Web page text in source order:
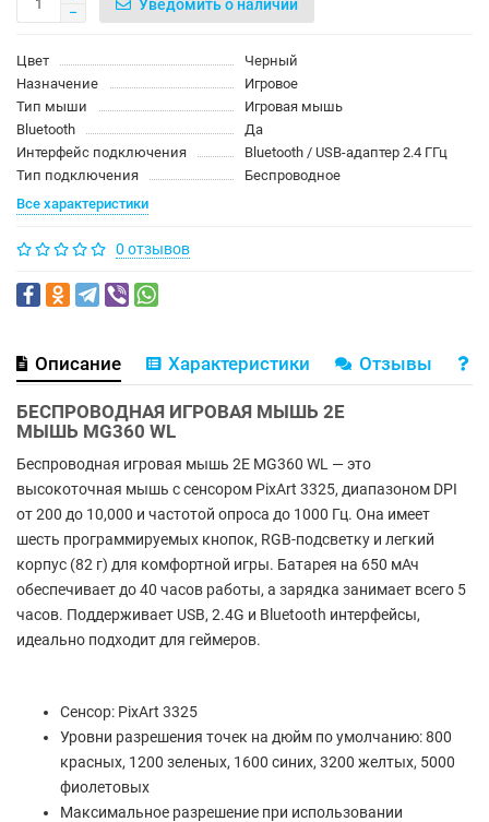
Уведомить о наличии
Цвет
Черный
Назначение
Игровое
Тип мыши
Игровая мышь
Bluetooth
Да
Интерфейс подключения
Bluetooth / USB-адаптер 2.4 ГГц
Тип подключения
Беспроводное
Все характеристики
0 отзывов
Описание Характеристики Отзывы
БЕСПРОВОДНАЯ ИГРОВАЯ МЫШЬ 2E
МЫШЬ MG360 WL
Беспроводная игровая мышь 2E MG360 WL — это
высокоточная мышь с сенсором PixArt 3325, диапазоном DPI
от 200 до 10,000 и частотой опроса до 1000 Гц. Она имеет
шесть программируемых кнопок, RGB-подсветку и легкий
корпус (82 г) для комфортной игры. Батарея на 650 мАч
обеспечивает до 40 часов работы, а зарядка занимает всего 5
часов. Поддерживает USB, 2.4G и Bluetooth интерфейсы,
идеально подходит для геймеров.
Сенсор: PixArt 3325
Уровни разрешения точек на дюйм по умолчанию: 800
красных, 1200 зеленых, 1600 синих, 3200 желтых, 5000
фиолетовых
Максимальное разрешение при использовании